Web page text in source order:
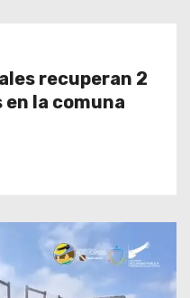
recuperan 2
la comuna